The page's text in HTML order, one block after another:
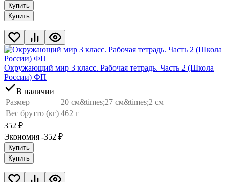
Купить
Купить
Окружающий мир 3 класс. Рабочая тетрадь. Часть 2 (Школа
России) ФП
В наличии
Размер
20 см&times;27 см&times;2 см
Вес брутто (кг) 462 г
352 ₽
Экономия -352 ₽
Купить
Купить